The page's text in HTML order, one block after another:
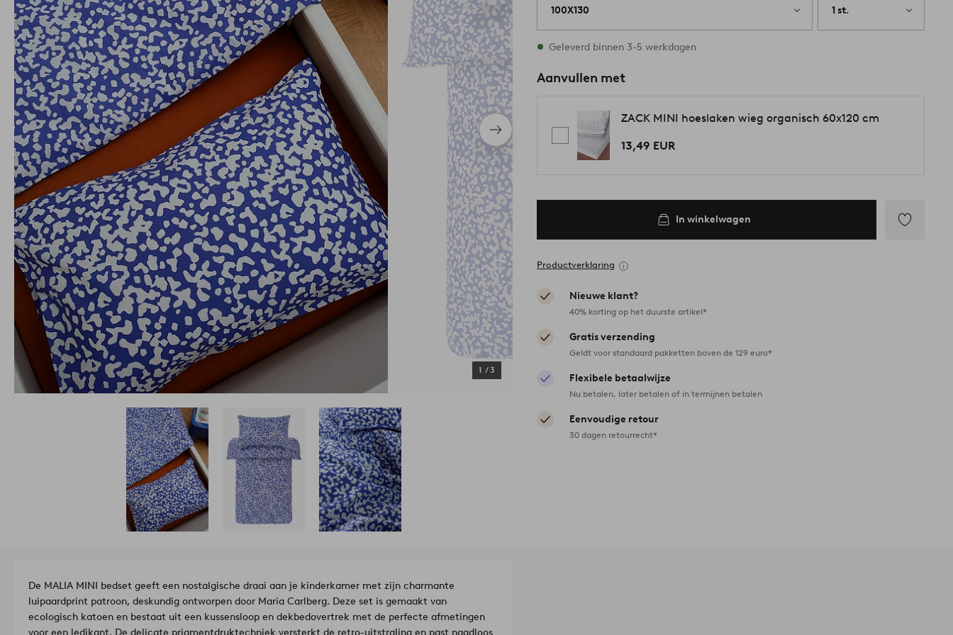
Volgend
item
1 /3
100X130 1 st.
Op voorraad
Geleverd binnen 3-5 werkdagen
Aanvullen met
ZACK MINI hoeslaken wieg organisch 60x120 cm
13,49 EUR
In winkelwagen
Productverklaring
Nieuwe klant?
40% korting op het duurste artikel*
Gratis verzending
Geldt voor standaard pakketten boven de 129 euro*
Flexibele betaalwijze
Nu betalen, later betalen of in termijnen betalen
Eenvoudige retour
30 dagen retourrecht*
De MALIA MINI bedset geeft een nostalgische draai aan je kinderkamer met zijn charmante
luipaardprint patroon, deskundig ontworpen door Maria Carlberg. Deze set is gemaakt van
ecologisch katoen en bestaat uit een kussensloop en dekbedovertrek met de perfecte afmetingen
voor een ledikant. De delicate prigmentdruktechniek versterkt de retro-uitstraling en past naadloos